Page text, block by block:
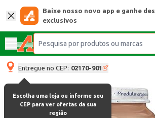
Baixe nosso novo app e ganhe
exclusivos
Entregue no CEP: 02170-901
Escolha uma loja ou informe seu
CEP para ver ofertas da sua
região